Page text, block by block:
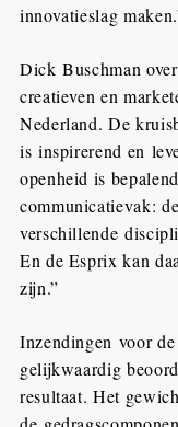
innovatieslag
Dick Buschman
creatieven en
Nederland. De
is inspirerend en
openheid is
communicatievak:
verschillende
En de Esprix kan
zijn.”
Inzendingen voor
gelijkwaardig
resultaat. Het